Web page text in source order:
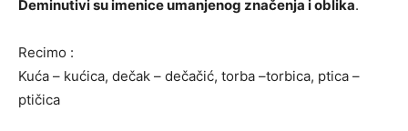
Deminutivi su imenice umanjenog značenja i oblika.
Recimo :
Kuća – kućica, dečak – dečačić, torba –torbica, ptica –
ptičica